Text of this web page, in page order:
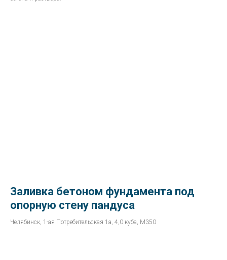
Заливка бетоном фундамента под
опорную стену пандуса
Челябинск, 1-ая Потребительская 1а, 4,0 куба, М350